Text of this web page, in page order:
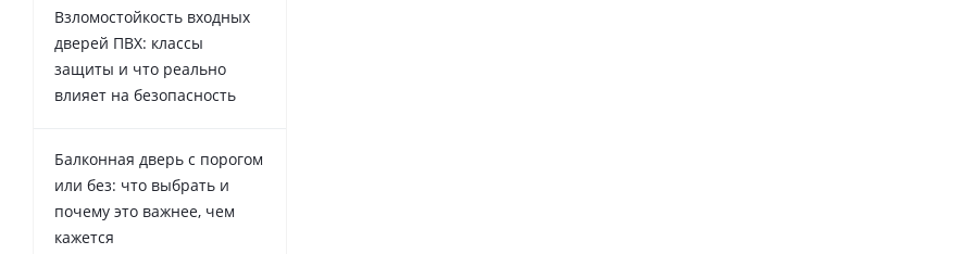
Взломостойкость входных
дверей ПВХ: классы
защиты и что реально
влияет на безопасность
Балконная дверь с порогом
или без: что выбрать и
почему это важнее, чем
кажется